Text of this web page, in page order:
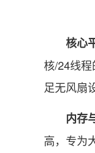
核心
核/24线
足无风扇
内存
高，专为